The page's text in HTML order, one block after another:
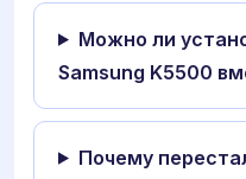
Можно ли
Samsung K5500
Почему